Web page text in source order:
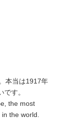
本当は1917年
す。
the most
the world.